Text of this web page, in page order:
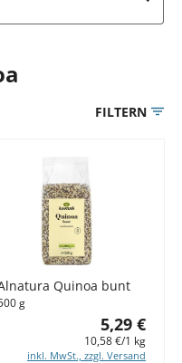
FILTERN
Quinoa bunt
g
5,29 €
10,58 €/1 kg
inkl. MwSt., zzgl. Versand